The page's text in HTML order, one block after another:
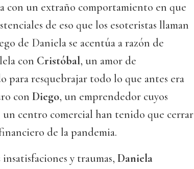
con un extraño comportamiento en que
de eso que los esoteristas llaman
de Daniela se acentúa a razón de
con Cristóbal, un amor de
para resquebrajar todo lo que antes era
con Diego, un emprendedor cuyos
un centro comercial han tenido que cerrar
de la pandemia.
y traumas, Daniela